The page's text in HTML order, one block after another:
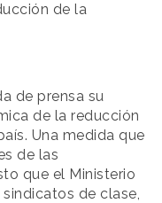
de la
de prensa su
de la reducción
Una medida que
de las
que el Ministerio
de clase,